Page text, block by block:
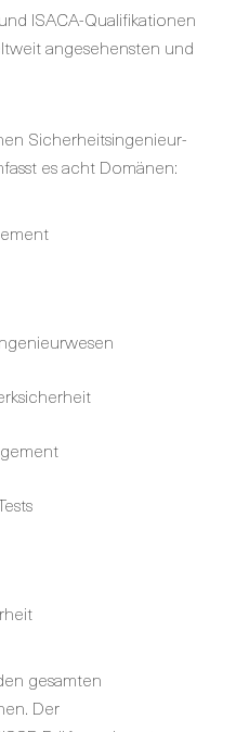
ISACA-Qualifikationen
angesehensten und
Sicherheitsingenieur-
es acht Domänen:
gesamten
Der